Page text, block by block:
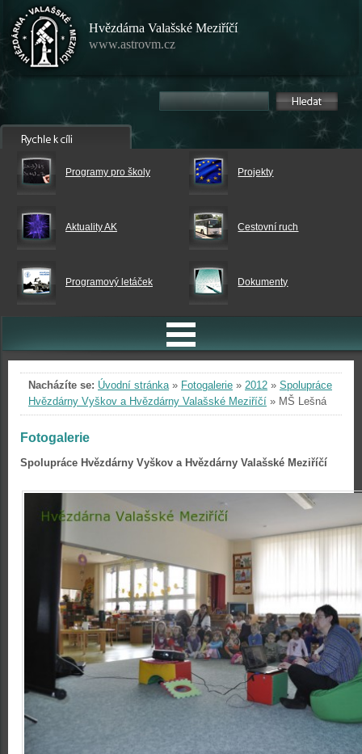
Hvězdárna Valašské Meziříčí
www.astrovm.cz
Programy pro školy Projekty
Aktuality AK Cestovní ruch
Programový letáček Dokumenty
Nacházíte se: Úvodní stránka» Fotogalerie » 2012 » Spolupráce
Hvězdárny Vyškov a Hvězdárny Valašské Meziříčí » MŠ Lešná
Fotogalerie
Spolupráce Hvězdárny Vyškov a Hvězdárny Valašské Meziříčí